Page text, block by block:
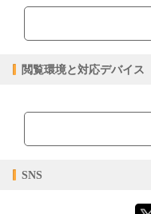
ファイル形式
pdf
閲覧可能期間
閲覧環境と対応デバイス
ブラウザビューア・PC版
【対応デバイス】
SNS